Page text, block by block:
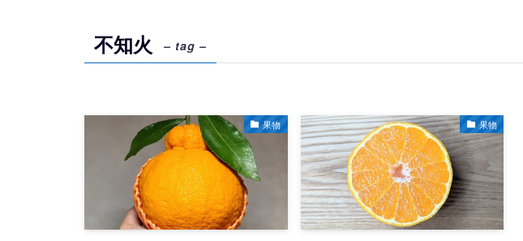
不知火 – tag –
果物 果物